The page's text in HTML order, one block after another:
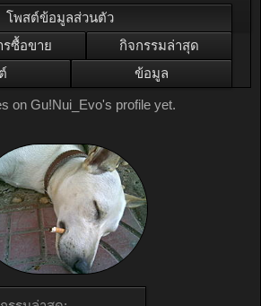
โพสต์ข้อมูลส่วนตัว
รซื้อขาย
กิจกรรมล่าสุด
ข้อมูล
on Gu!Nui_Evo's profile yet.